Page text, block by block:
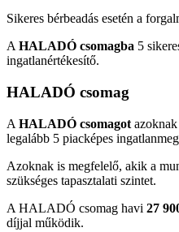
Sikeres bérbeadás esetén a
A HALADÓ csomagba 5
ingatlanértékesítő.
HALADÓ csomag
A HALADÓ csomagot
legalább 5 piacképes
Azoknak is megfelelő, akik a
szükséges tapasztalati szintet.
A HALADÓ csomag havi 27
díjjal működik.